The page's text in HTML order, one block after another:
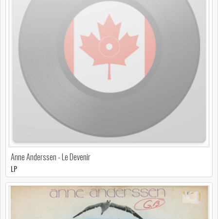
Anne Anderssen - Le Devenir
LP